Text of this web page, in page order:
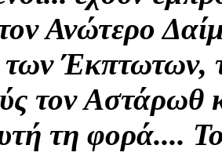
Ανώτερο
Έκπτωτων,
τον Αστάρωθ
τη φορά....